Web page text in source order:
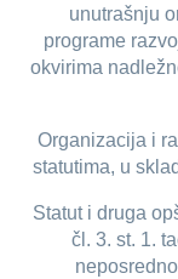
unutrašnju
programe
okvirima
Organizacija i
statutima, u
Statut i druga
čl. 3. st. 1.